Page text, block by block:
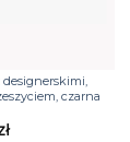
czarna